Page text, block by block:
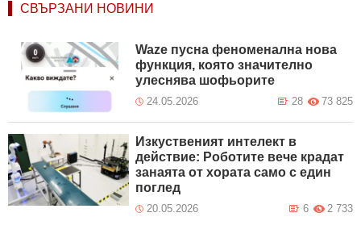
СВЪРЗАНИ НОВИНИ
Waze пусна феноменална нова
функция, която значително
улеснява шофьорите
24.05.2026 73 825
28
Изкуственият интелект в
действие: Роботите вече крадат
занаята от хората само с един
поглед
20.05.2026 2 733
6